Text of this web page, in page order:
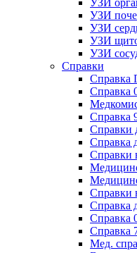
УЗИ
УЗИ
УЗИ
УЗИ
УЗИ
Справки
Справка
Справка
Справка
Справки
Справка
Справки
Справки
Справка
Справка
Справка
Мед.